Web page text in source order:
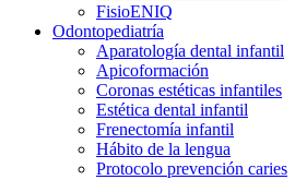
FisioENIQ
Odontopediatría
Aparatología dental infantil
Apicoformación
Coronas estéticas infantiles
Estética dental infantil
Frenectomía infantil
Hábito de la lengua
Protocolo prevención caries